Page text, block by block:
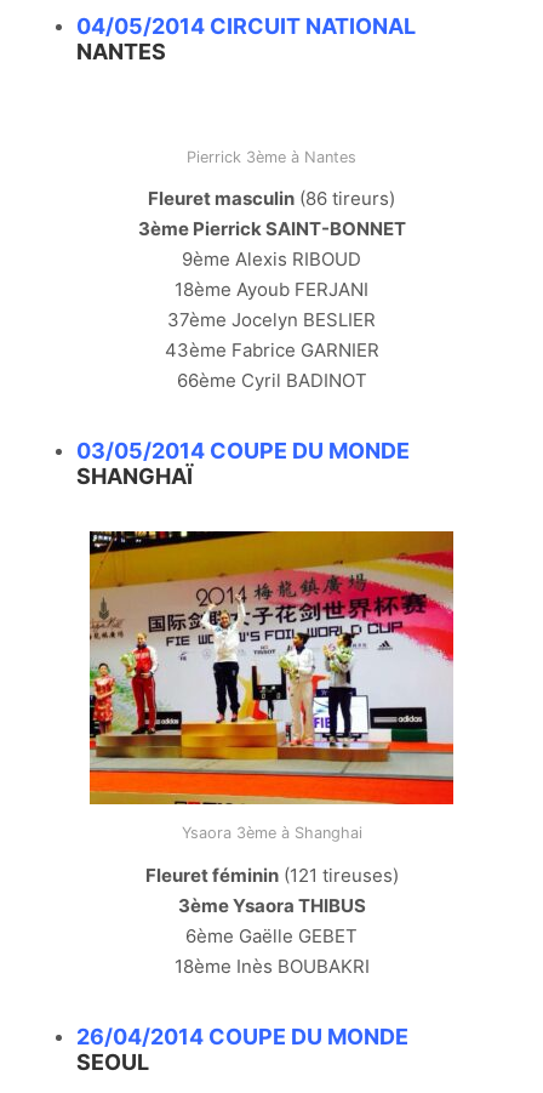
04/05/2014 CIRCUIT NATIONAL
NANTES
Pierrick 3ème à Nantes
Fleuret masculin (86 tireurs)
3ème Pierrick SAINT-BONNET
9ème Alexis RIBOUD
18ème Ayoub FERJANI
37ème Jocelyn BESLIER
43ème Fabrice GARNIER
66ème Cyril BADINOT
03/05/2014 COUPE DU MONDE
SHANGHAÏ
Ysaora 3ème à Shanghai
Fleuret féminin(121 tireuses)
3ème Ysaora THIBUS
6ème Gaëlle GEBET
18ème Inès BOUBAKRI
26/04/2014 COUPE DU MONDE
SEOUL